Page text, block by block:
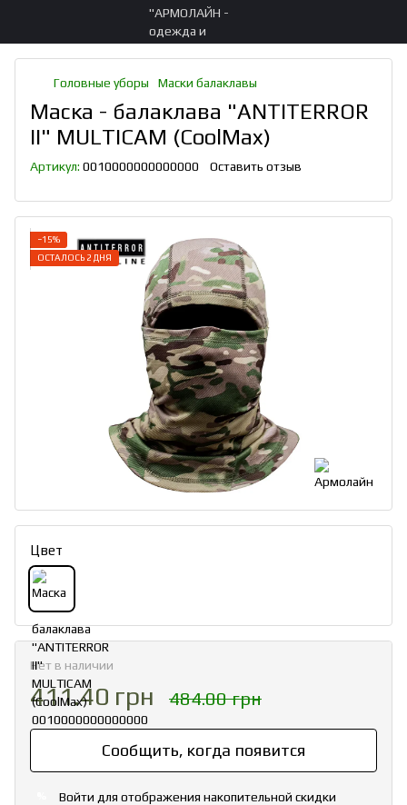
Головные уборы Маски балаклавы
Маска - балаклава "ANTITERROR
II" MULTICAM (CoolMax)
Артикул: 0010000000000000 Оставить отзыв
−15%
ОСТАЛОСЬ 2 ДНЯ
Цвет
Нет в наличии
411.40 грн 484.00 грн
Сообщить, когда появится
Войти для отображения накопительной скидки